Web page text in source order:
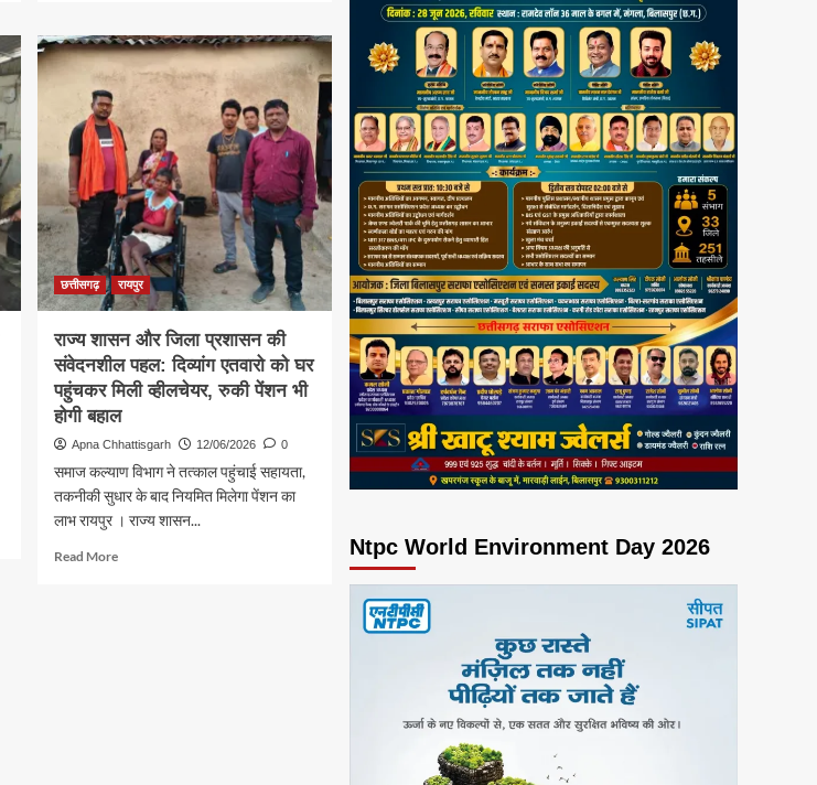
सुशासन
तिहार
बना
पुरोचन
साहू
को
मिली
बैटरी
चलित
ट्राइसाइकिल,
बढ़ा
आत्मविश्वास
छत्तीसगढ़ रायपुर
राज्य शासन और जिला प्रशासन की
संवेदनशील पहल: दिव्यांग एतवारो को घर
पहुंचकर मिली व्हीलचेयर, रुकी पेंशन भी
होगी बहाल
Apna Chhattisgarh 12/06/2026 0
समाज कल्याण विभाग ने तत्काल पहुंचाई सहायता,
तकनीकी सुधार के बाद नियमित मिलेगा पेंशन का
लाभ रायपुर । राज्य शासन...
Read MoreRead
Ntpc World Environment Day 2026